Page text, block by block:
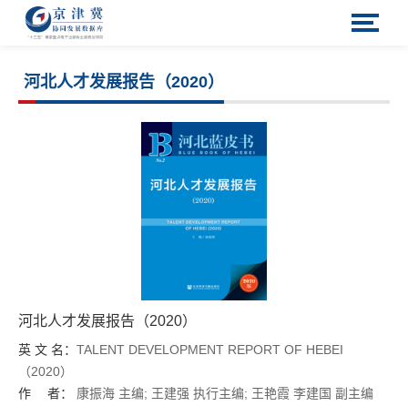
河北人才发展报告（2020）
河北人才发展报告（2020）
英 文 名： TALENT DEVELOPMENT REPORT OF HEBEI
（2020）
作 者：
康振海 主编; 王建强 执行主编; 王艳霞 李建国 副主编